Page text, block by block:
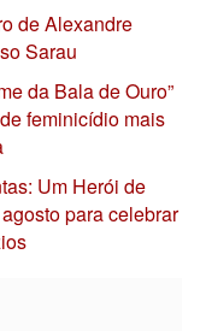
de Alexandre
Sarau
da Bala de Ouro”
feminicídio mais
Um Herói de
para celebrar